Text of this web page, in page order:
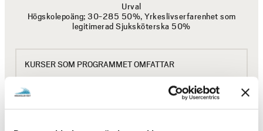
Studenter förutsätts vara grundvaccinerade enligt
Vissa verksamheter som erbjuder VFU-platser kräver
utdrag ur belastningsregistret från Polismyndigheten.
Urval
Högskolepoäng; 30-285 50%, Yrkeslivserfarenhet som
legitimerad Sjuksköterska 50%
KURSER SOM PROGRAMMET OMFATTAR
UTBILDNINGSPLAN